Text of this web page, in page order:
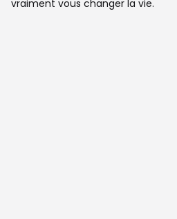
vraiment vous changer la vie.